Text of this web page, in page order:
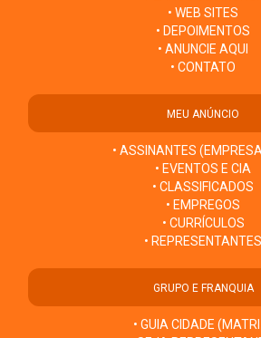
• WEB SITES
• DEPOIMENTOS
• ANUNCIE AQUI
• CONTATO
MEU ANÚNCIO
• ASSINANTES
• EVENTOS E CIA
• CLASSIFICADOS
• EMPREGOS
• CURRÍCULOS
• REPRESENTANTES
GRUPO E FRANQUIA
• GUIA CIDADE